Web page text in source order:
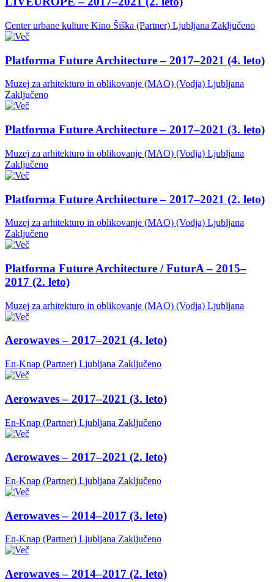
Center urbane kulture Kino Šiška (Partner) Ljubljana Zaključeno
Platforma Future Architecture – 2017–2021 (4. leto)
Muzej za arhitekturo in oblikovanje (MAO) (Vodja) Ljubljana
Zaključeno
Platforma Future Architecture – 2017–2021 (3. leto)
Muzej za arhitekturo in oblikovanje (MAO) (Vodja) Ljubljana
Zaključeno
Platforma Future Architecture – 2017–2021 (2. leto)
Muzej za arhitekturo in oblikovanje (MAO) (Vodja) Ljubljana
Zaključeno
Platforma Future Architecture / FuturA – 2015–
2017 (2. leto)
Muzej za arhitekturo in oblikovanje (MAO) (Vodja) Ljubljana
Aerowaves – 2017–2021 (4. leto)
En-Knap (Partner) Ljubljana Zaključeno
Aerowaves – 2017–2021 (3. leto)
En-Knap (Partner) Ljubljana Zaključeno
Aerowaves – 2017–2021 (2. leto)
En-Knap (Partner) Ljubljana Zaključeno
Aerowaves – 2014–2017 (3. leto)
En-Knap (Partner) Ljubljana Zaključeno
Aerowaves – 2014–2017 (2. leto)